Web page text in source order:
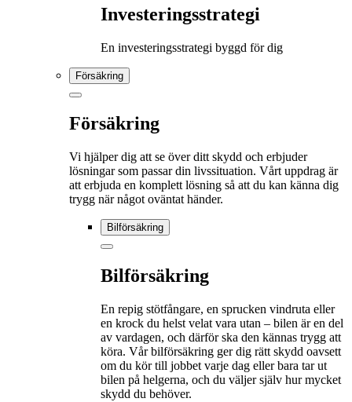
Investeringsstrategi
En investeringsstrategi byggd för dig
Försäkring
Försäkring
Vi hjälper dig att se över ditt skydd och erbjuder
lösningar som passar din livssituation. Vårt uppdrag är
att erbjuda en komplett lösning så att du kan känna dig
trygg när något oväntat händer.
Bilförsäkring
Bilförsäkring
En repig stötfångare, en sprucken vindruta eller
en krock du helst velat vara utan – bilen är en del
av vardagen, och därför ska den kännas trygg att
köra. Vår bilförsäkring ger dig rätt skydd oavsett
om du kör till jobbet varje dag eller bara tar ut
bilen på helgerna, och du väljer själv hur mycket
skydd du behöver.